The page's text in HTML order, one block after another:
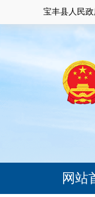
宝丰县人民
网站